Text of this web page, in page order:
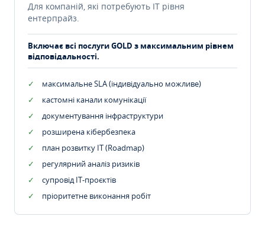
Для компаній, які потребують ІТ рівня
ентерпрайз.
Включає всі послуги GOLD з максимальним рівнем
відповідальності.
максимальне SLA (індивідуально можливе)
кастомні канали комунікації
документування інфраструктури
розширена кібербезпека
план розвитку IT (Roadmap)
регулярний аналіз ризиків
супровід ІТ-проєктів
пріоритетне виконання робіт